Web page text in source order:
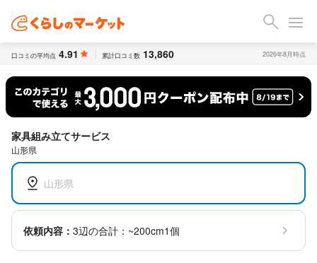
口コミの平均点 4.91 累計口コミ数 13,860 2026年8月時点
家具組み立てサービス
山形県
山形県
依頼内容： 3辺の合計：~200cm1個